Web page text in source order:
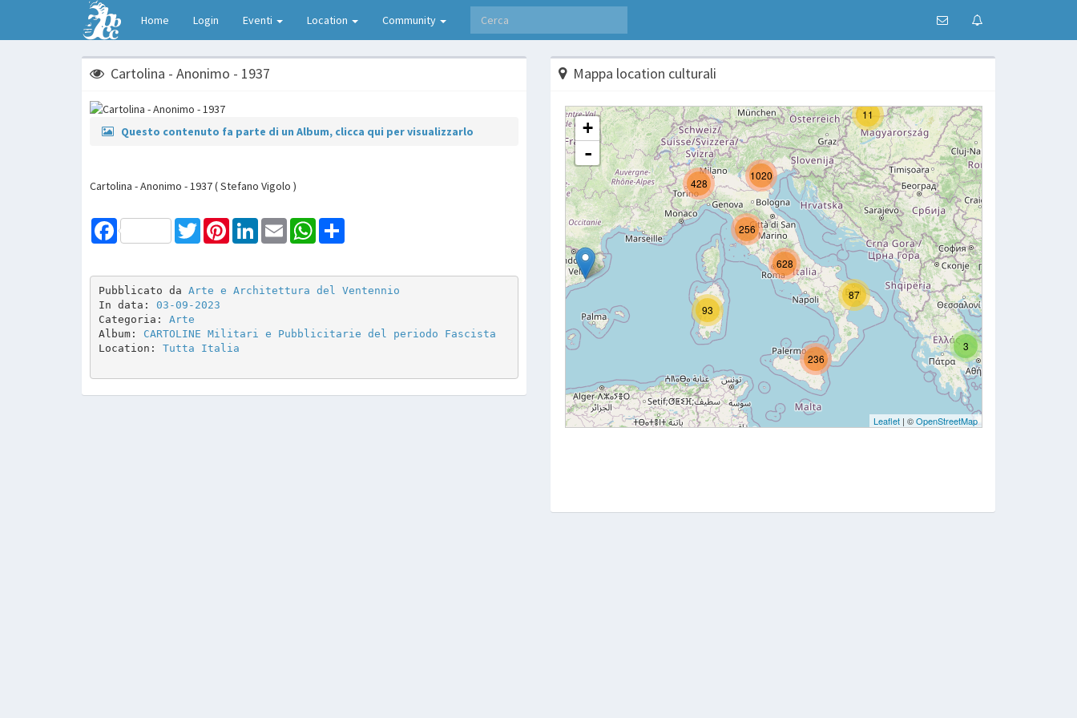
Home Login Eventi Location Community
Cartolina - Anonimo - 1937
Questo contenuto fa parte di un Album, clicca qui per visualizzarlo
Cartolina - Anonimo - 1937 ( Stefano Vigolo )
Facebook TwitterPinterestLinkedInEmail WhatsApp
Pubblicato da Arte e Architettura del Ventennio
In data: 03-09-2023
Categoria: Arte
Album: CARTOLINE Militari e Pubblicitarie del periodo Fascista
Location: Tutta Italia
Mappa location culturali